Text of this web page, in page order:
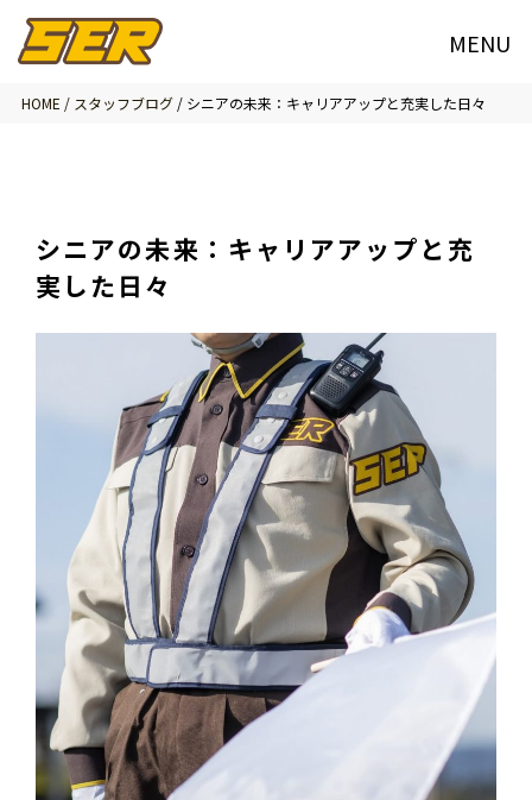
HOME / スタッフブログ / シニアの未来：キャリアアップと充実した日々
シニアの未来：キャリアアップと充
実した日々